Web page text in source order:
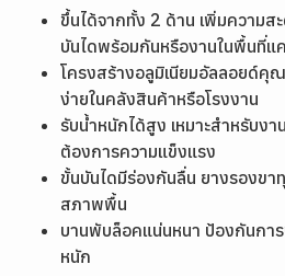
ขึ้นได้จากทั้ง 2 ด้าน เพิ่มความส
บันไดพร้อมกันหรืองานในพื้นที่แ
โครงสร้างอลูมิเนียมอัลลอยด์คุ
ง่ายในคลังสินค้าหรือโรงงาน
รับน้ำหนักได้สูง เหมาะสำหรับง
ต้องการความแข็งแรง
ขั้นบันไดมีร่องกันลื่น ยางรองข
สภาพพื้น
บานพับล็อคแน่นหนา ป้องกันกา
หนัก